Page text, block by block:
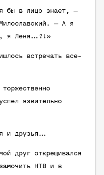
бы в лицо знает, —
— А я
я Леня…?!»
встречать все-
язвительно
и друзья…
друг открещивался
НТВ и в